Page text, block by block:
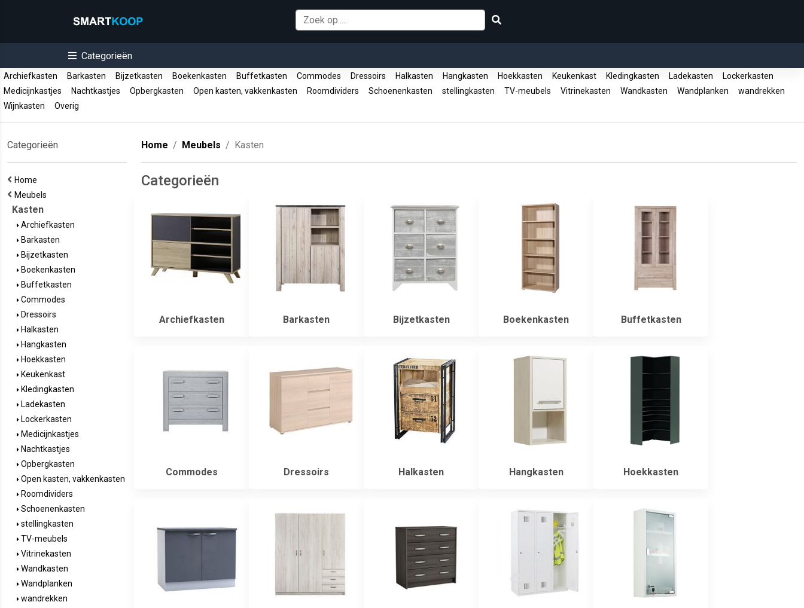
Categorieën
Archiefkasten Barkasten Bijzetkasten Boekenkasten Buffetkasten Commodes Dressoirs Halkasten Hangkasten Hoekkasten Keukenkast Kledingkasten Ladekasten
Lockerkasten
Medicijnkastjes
Nachtkastjes Opbergkasten Open kasten, vakkenkasten Roomdividers Schoenenkasten stellingkasten TV-meubels Vitrinekasten Wandkasten Wandplanken
wandrekken
Wijnkasten
Overig
Categorieën
Home
Meubels
Kasten
Archiefkasten
Barkasten
Bijzetkasten
Boekenkasten
Buffetkasten
Commodes
Dressoirs
Halkasten
Hangkasten
Hoekkasten
Keukenkast
Kledingkasten
Ladekasten
Lockerkasten
Medicijnkastjes
Nachtkastjes
Opbergkasten
Open kasten, vakkenkasten
Roomdividers
Schoenenkasten
stellingkasten
TV-meubels
Vitrinekasten
Wandkasten
Wandplanken
wandrekken
Home Meubels Kasten
Categorieën
Archiefkasten Barkasten Bijzetkasten Boekenkasten Buffetkasten
Commodes Dressoirs Halkasten Hangkasten Hoekkasten